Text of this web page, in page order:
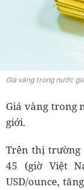
Giá vàng trong nước
Giá vàng trong
giới.
Trên thị trường
45 (giờ Việt
USD/ounce,